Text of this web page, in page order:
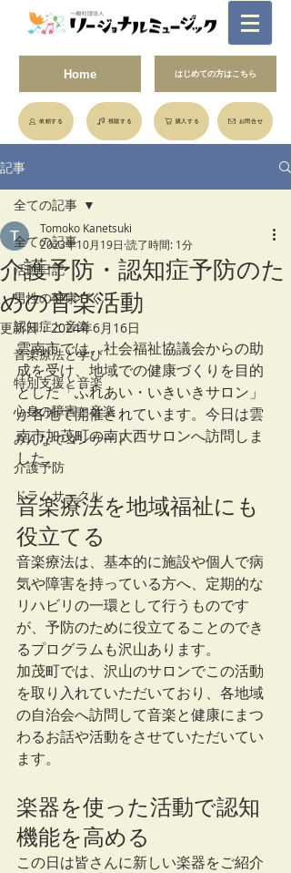
Home
依頼する 視聴する
はじめての方はこちら
購入する お問合せ
記事
全ての記事
活動日記
男性の健康づくり
認知症と音楽
音楽療法と学び
特別支援と音楽
心身の障害と音楽
みんなでコンサート
介護予防
ドラムサークル
全ての記事
介護予防・認知症予防のた
めの音楽活動
Tomoko Kanetsuki
2023年10月19日 読了時間: 1分
更新日：2024年6月16日
雲南市では、社会福祉協議会からの助
成を受け、地域での健康づくりを目的
とした「ふれあい・いきいきサロン」
が各地で開催されています。今日は雲
南市加茂町の南大西サロンへ訪問しま
した。
音楽療法を地域福祉にも
役立てる
音楽療法は、基本的に施設や個人で病
気や障害を持っている方へ、定期的な
リハビリの一環として行うものです
が、予防のために役立てることのでき
るプログラムも沢山あります。
加茂町では、沢山のサロンでこの活動
を取り入れていただいており、各地域
の自治会へ訪問して音楽と健康にまつ
わるお話や活動をさせていただいてい
ます。
楽器を使った活動で認知
機能を高める
この日は皆さんに新しい楽器をご紹介